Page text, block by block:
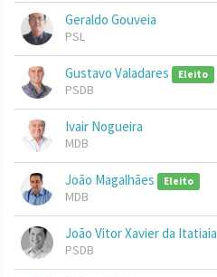
Geraldo Gouveia
PSL
Gustavo Valadares Eleito
PSDB
Ivair Nogueira
MDB
João Magalhães Eleito
MDB
João Vitor Xavier da Itatiaia
PSDB